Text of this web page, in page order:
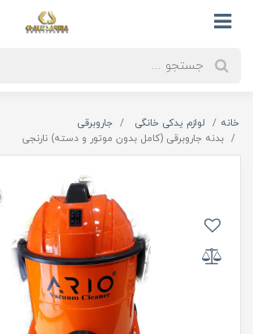
خانه لوازم یدکی خانگی
جاروبرقی
بدنه جاروبرقی (کامل بدون موتور و دسته) نارنجی